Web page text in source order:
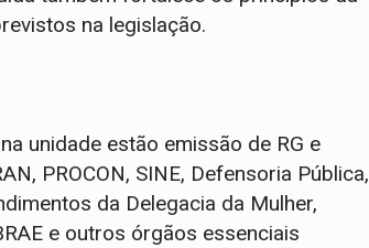
na legislação.
unidade estão emissão de RG e
PROCON, SINE, Defensoria Pública,
da Delegacia da Mulher,
e outros órgãos essenciais